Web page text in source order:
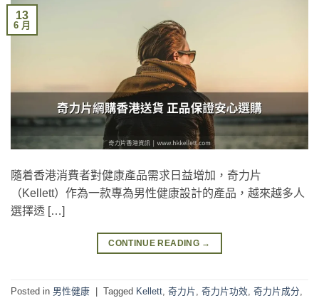
13
6 月
隨着香港消費者對健康產品需求日益增加，奇力片
（Kellett）作為一款專為男性健康設計的產品，越來越多人
選擇透 […]
CONTINUE READING →
Posted in 男性健康 Tagged Kellett, 奇力片, 奇力片功效, 奇力片成分,